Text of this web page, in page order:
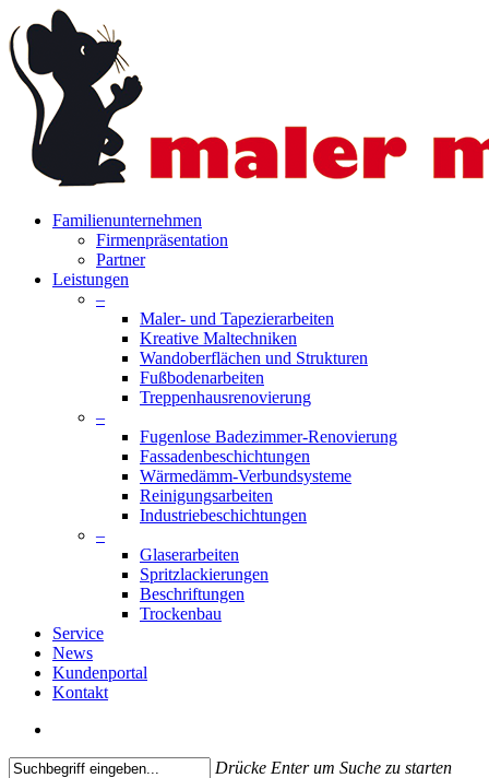
to
main
content
search
Menu
Familienunternehmen
Firmenpräsentation
Partner
Leistungen
–
Maler- und Tapezierarbeiten
Kreative Maltechniken
Wandoberflächen und Strukturen
Fußbodenarbeiten
Treppenhausrenovierung
–
Fugenlose Badezimmer-Renovierung
Fassadenbeschichtungen
Wärmedämm-Verbundsysteme
Reinigungsarbeiten
Industriebeschichtungen
–
Glaserarbeiten
Spritzlackierungen
Beschriftungen
Trockenbau
Service
News
Kundenportal
Kontakt
Drücke Enter um Suche zu starten